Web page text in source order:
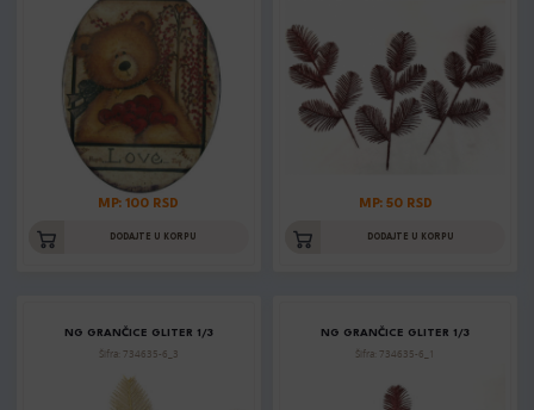
MP: 100 RSD
DODAJTE U KORPU
MP: 50 RSD
DODAJTE U KORPU
NG GRANČICE GLITER 1/3
Šifra: 734635-6_3
NG GRANČICE GLITER 1/3
Šifra: 734635-6_1